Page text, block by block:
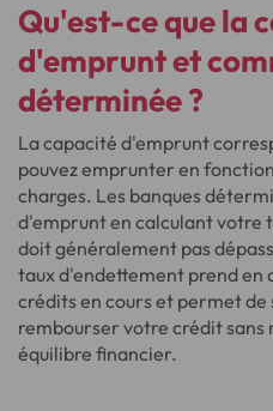
Qu'est-ce que la
d'emprunt et
déterminée ?
La capacité d'emprunt
pouvez emprunter en
charges. Les banques
d'emprunt en calculant votre
doit généralement pas
taux d'endettement prend en
crédits en cours et permet de
rembourser votre crédit sans
équilibre financier.